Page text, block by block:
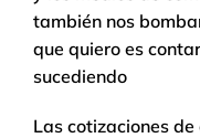
también nos
que quiero es
sucediendo
Las cotizaciones